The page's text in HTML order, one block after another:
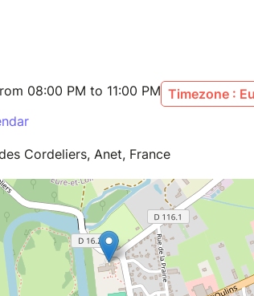
08:00 PM to 11:00 PM Timezone :
Cordeliers, Anet, France